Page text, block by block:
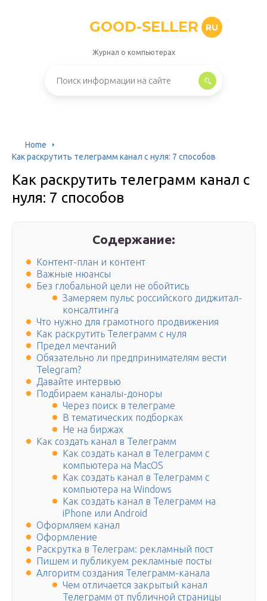
GOOD-SELLER RU
Журнал о компьютерах
Home
Как раскрутить телеграмм канал с нуля: 7 способов
Как раскрутить телеграмм канал с
нуля: 7 способов
Содержание:
Контент-план и контент
Важные нюансы
Без глобальной цели не обойтись
Замеряем пульс российского диджитал-
консалтинга
Что нужно для грамотного продвижения
Как раскрутить Телеграмм с нуля
Предел мечтаний
Обязательно ли предпринимателям вести
Telegram?
Давайте интервью
Подбираем каналы-доноры
Через поиск в телеграме
В тематических подборках
Не на биржах
Как создать канал в Телеграмм
Как создать канал в Телеграмм с
компьютера на MacOS
Как создать канал в Телеграмм с
компьютера на Windows
Как создать канал в Телеграмм на
iPhone или Android
Оформляем канал
Оформление
Раскрутка в Телеграм: рекламный пост
Пишем и публикуем рекламные посты
Алгоритм создания Телеграмм-канала
Чем отличается закрытый канал
Телеграмм от публичной страницы